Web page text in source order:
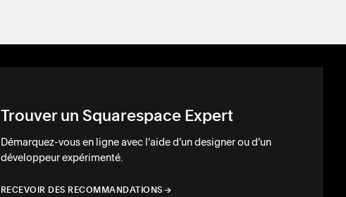
Trouver un Squarespace Expert
Démarquez-vous en ligne avec l’aide d’un designer ou d’un
développeur expérimenté.
RECEVOIR DES RECOMMANDATIONS →
→